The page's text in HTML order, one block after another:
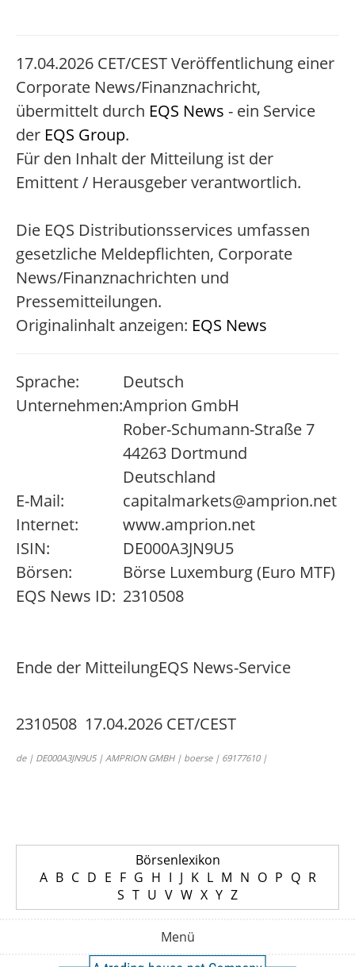
17.04.2026 CET/CEST Veröffentlichung einer
Corporate News/Finanznachricht,
übermittelt durch EQS News - ein Service
der EQS Group.
Für den Inhalt der Mitteilung ist der
Emittent / Herausgeber verantwortlich.
Die EQS Distributionsservices umfassen
gesetzliche Meldepflichten, Corporate
News/Finanznachrichten und
Pressemitteilungen.
Originalinhalt anzeigen: EQS News
Sprache:
Deutsch
Unternehmen:Amprion GmbH
Rober-Schumann-Straße 7
44263 Dortmund
Deutschland
E-Mail:
capitalmarkets@amprion.net
Internet:
www.amprion.net
ISIN:
DE000A3JN9U5
Börsen:
Börse Luxemburg (Euro MTF)
EQS News ID: 2310508
Ende der MitteilungEQS News-Service
2310508 17.04.2026 CET/CEST
de | DE000A3JN9U5 | AMPRION GMBH | boerse | 69177610 |
Börsenlexikon
A B C D E F G H I J K L M N O P Q R
S T U V W X Y Z
Menü